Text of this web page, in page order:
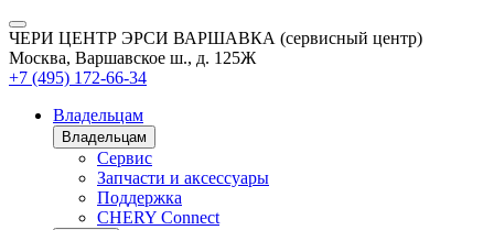
ЧЕРИ ЦЕНТР ЭРСИ ВАРШАВКА (сервисный центр)
Москва, Варшавское ш., д. 125Ж
+7 (495) 172-66-34
Владельцам
Владельцам
Сервис
Запчасти и аксессуары
Поддержка
CHERY Connect